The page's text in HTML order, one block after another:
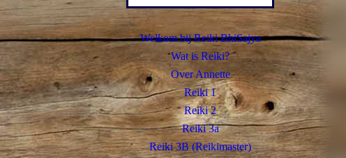
Welkom bij Reiki BhiSajya
Wat is Reiki?
Over Annette
Reiki 1
Reiki 2
Reiki 3a
Reiki 3B (Reikimaster)